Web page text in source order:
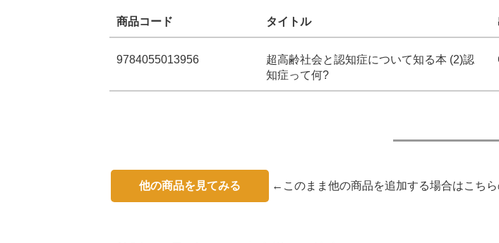
商品コード タイトル
9784055013956
超高齢社会と認知症について知る本 (2)認
知症って何?
他の商品を見てみる ←このまま他の商品を追加する場合はこち